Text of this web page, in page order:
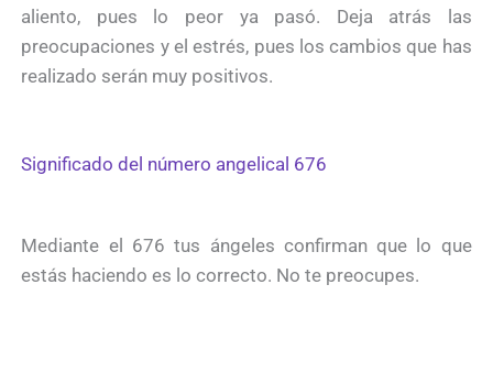
aliento, pues lo peor ya pasó. Deja atrás las
preocupaciones y el estrés, pues los cambios que has
realizado serán muy positivos.
Significado del número angelical 676
Mediante el 676 tus ángeles confirman que lo que
estás haciendo es lo correcto. No te preocupes.